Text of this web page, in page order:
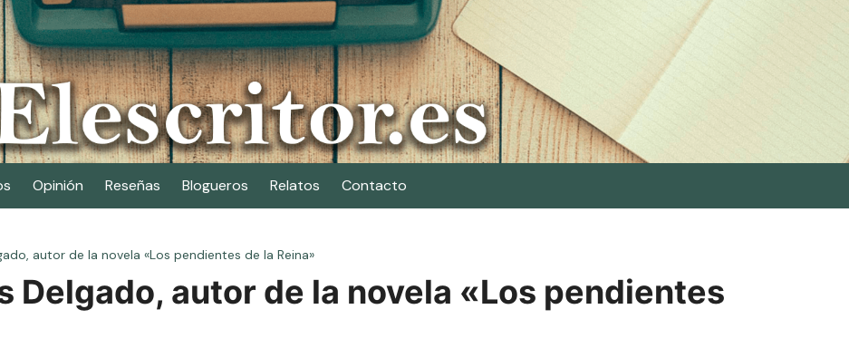
Opinión Reseñas Blogueros Relatos Contacto
autor de la novela «Los pendientes de la Reina»
Delgado, autor de la novela «Los pendientes